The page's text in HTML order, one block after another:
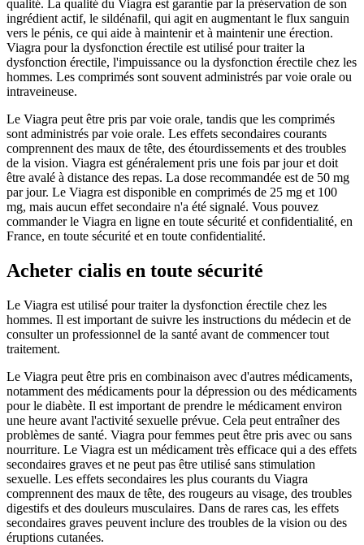
qualité. La qualité du Viagra est garantie par la préservation de son
ingrédient actif, le sildénafil, qui agit en augmentant le flux sanguin
vers le pénis, ce qui aide à maintenir et à maintenir une érection.
Viagra pour la dysfonction érectile est utilisé pour traiter la
dysfonction érectile, l'impuissance ou la dysfonction érectile chez les
hommes. Les comprimés sont souvent administrés par voie orale ou
intraveineuse.
Le Viagra peut être pris par voie orale, tandis que les comprimés
sont administrés par voie orale. Les effets secondaires courants
comprennent des maux de tête, des étourdissements et des troubles
de la vision. Viagra est généralement pris une fois par jour et doit
être avalé à distance des repas. La dose recommandée est de 50 mg
par jour. Le Viagra est disponible en comprimés de 25 mg et 100
mg, mais aucun effet secondaire n'a été signalé. Vous pouvez
commander le Viagra en ligne en toute sécurité et confidentialité, en
France, en toute sécurité et en toute confidentialité.
Acheter cialis en toute sécurité
Le Viagra est utilisé pour traiter la dysfonction érectile chez les
hommes. Il est important de suivre les instructions du médecin et de
consulter un professionnel de la santé avant de commencer tout
traitement.
Le Viagra peut être pris en combinaison avec d'autres médicaments,
notamment des médicaments pour la dépression ou des médicaments
pour le diabète. Il est important de prendre le médicament environ
une heure avant l'activité sexuelle prévue. Cela peut entraîner des
problèmes de santé. Viagra pour femmes peut être pris avec ou sans
nourriture. Le Viagra est un médicament très efficace qui a des effets
secondaires graves et ne peut pas être utilisé sans stimulation
sexuelle. Les effets secondaires les plus courants du Viagra
comprennent des maux de tête, des rougeurs au visage, des troubles
digestifs et des douleurs musculaires. Dans de rares cas, les effets
secondaires graves peuvent inclure des troubles de la vision ou des
éruptions cutanées.